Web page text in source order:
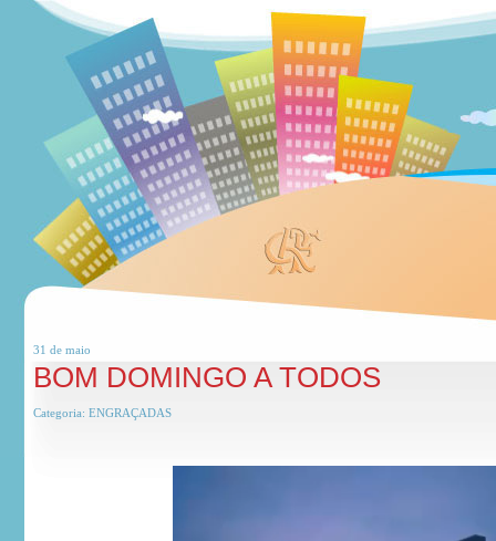
31 de maio
BOM DOMINGO A TODOS
Categoria: ENGRAÇADAS